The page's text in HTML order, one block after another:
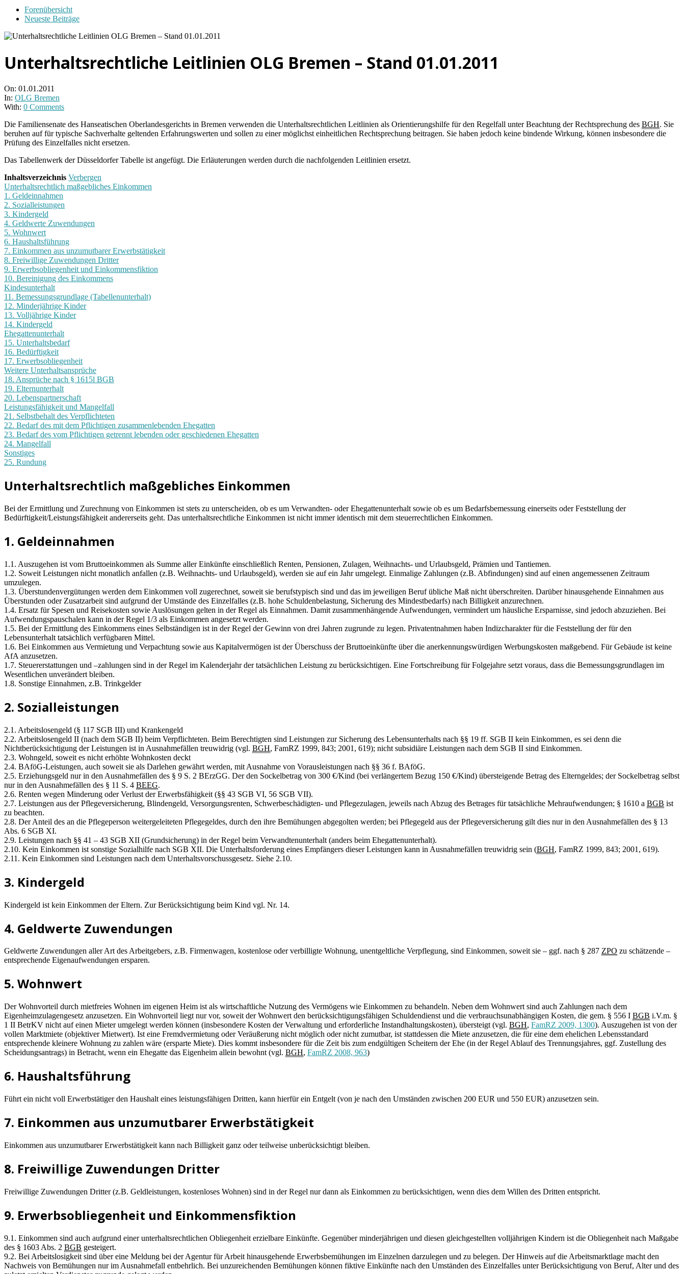
Forenübersicht
Neueste Beiträge
Unterhaltsrechtliche Leitlinien OLG Bremen – Stand 01.01.2011
On: 01.01.2011
In: OLG Bremen
With: 0 Comments
Die Familiensenate des Hanseatischen Oberlandesgerichts in Bremen verwenden die Unterhaltsrechtlichen Leitlinien als Orientierungshilfe für den Regelfall unter Beachtung der Rechtsprechung des BGH. Sie
beruhen auf für typische Sachverhalte geltenden Erfahrungswerten und sollen zu einer möglichst einheitlichen Rechtsprechung beitragen. Sie haben jedoch keine bindende Wirkung, können insbesondere die
Prüfung des Einzelfalles nicht ersetzen.
Das Tabellenwerk der Düsseldorfer Tabelle ist angefügt. Die Erläuterungen werden durch die nachfolgenden Leitlinien ersetzt.
Inhaltsverzeichnis Verbergen
Unterhaltsrechtlich maßgebliches Einkommen
1. Geldeinnahmen
2. Sozialleistungen
3. Kindergeld
4. Geldwerte Zuwendungen
5. Wohnwert
6. Haushaltsführung
7. Einkommen aus unzumutbarer Erwerbstätigkeit
8. Freiwillige Zuwendungen Dritter
9. Erwerbsobliegenheit und Einkommensfiktion
10. Bereinigung des Einkommens
Kindesunterhalt
11. Bemessungsgrundlage (Tabellenunterhalt)
12. Minderjährige Kinder
13. Volljährige Kinder
14. Kindergeld
Ehegattenunterhalt
15. Unterhaltsbedarf
16. Bedürftigkeit
17. Erwerbsobliegenheit
Weitere Unterhaltsansprüche
18. Ansprüche nach § 1615l BGB
19. Elternunterhalt
20. Lebenspartnerschaft
Leistungsfähigkeit und Mangelfall
21. Selbstbehalt des Verpflichteten
22. Bedarf des mit dem Pflichtigen zusammenlebenden Ehegatten
23. Bedarf des vom Pflichtigen getrennt lebenden oder geschiedenen Ehegatten
24. Mangelfall
Sonstiges
25. Rundung
Unterhaltsrechtlich maßgebliches Einkommen
Bei der Ermittlung und Zurechnung von Einkommen ist stets zu unterscheiden, ob es um Verwandten- oder Ehegattenunterhalt sowie ob es um Bedarfsbemessung einerseits oder Feststellung der
Bedürftigkeit/Leistungsfähigkeit andererseits geht. Das unterhaltsrechtliche Einkommen ist nicht immer identisch mit dem steuerrechtlichen Einkommen.
1. Geldeinnahmen
1.1. Auszugehen ist vom Bruttoeinkommen als Summe aller Einkünfte einschließlich Renten, Pensionen, Zulagen, Weihnachts- und Urlaubsgeld, Prämien und Tantiemen.
1.2. Soweit Leistungen nicht monatlich anfallen (z.B. Weihnachts- und Urlaubsgeld), werden sie auf ein Jahr umgelegt. Einmalige Zahlungen (z.B. Abfindungen) sind auf einen angemessenen Zeitraum
umzulegen.
1.3. Überstundenvergütungen werden dem Einkommen voll zugerechnet, soweit sie berufstypisch sind und das im jeweiligen Beruf übliche Maß nicht überschreiten. Darüber hinausgehende Einnahmen aus
Überstunden oder Zusatzarbeit sind aufgrund der Umstände des Einzelfalles (z.B. hohe Schuldenbelastung, Sicherung des Mindestbedarfs) nach Billigkeit anzurechnen.
1.4. Ersatz für Spesen und Reisekosten sowie Auslösungen gelten in der Regel als Einnahmen. Damit zusammenhängende Aufwendungen, vermindert um häusliche Ersparnisse, sind jedoch abzuziehen. Bei
Aufwendungspauschalen kann in der Regel 1/3 als Einkommen angesetzt werden.
1.5. Bei der Ermittlung des Einkommens eines Selbständigen ist in der Regel der Gewinn von drei Jahren zugrunde zu legen. Privatentnahmen haben Indizcharakter für die Feststellung der für den
Lebensunterhalt tatsächlich verfügbaren Mittel.
1.6. Bei Einkommen aus Vermietung und Verpachtung sowie aus Kapitalvermögen ist der Überschuss der Bruttoeinkünfte über die anerkennungswürdigen Werbungskosten maßgebend. Für Gebäude ist keine
AfA anzusetzen.
1.7. Steuererstattungen und –zahlungen sind in der Regel im Kalenderjahr der tatsächlichen Leistung zu berücksichtigen. Eine Fortschreibung für Folgejahre setzt voraus, dass die Bemessungsgrundlagen im
Wesentlichen unverändert bleiben.
1.8. Sonstige Einnahmen, z.B. Trinkgelder
2. Sozialleistungen
2.1. Arbeitslosengeld (§ 117 SGB III) und Krankengeld
2.2. Arbeitslosengeld II (nach dem SGB II) beim Verpflichteten. Beim Berechtigten sind Leistungen zur Sicherung des Lebensunterhalts nach §§ 19 ff. SGB II kein Einkommen, es sei denn die
Nichtberücksichtigung der Leistungen ist in Ausnahmefällen treuwidrig (vgl. BGH, FamRZ 1999, 843; 2001, 619); nicht subsidiäre Leistungen nach dem SGB II sind Einkommen.
2.3. Wohngeld, soweit es nicht erhöhte Wohnkosten deckt
2.4. BAföG-Leistungen, auch soweit sie als Darlehen gewährt werden, mit Ausnahme von Vorausleistungen nach §§ 36 f. BAföG.
2.5. Erziehungsgeld nur in den Ausnahmefällen des § 9 S. 2 BErzGG. Der den Sockelbetrag von 300 €/Kind (bei verlängertem Bezug 150 €/Kind) übersteigende Betrag des Elterngeldes; der Sockelbetrag selbst
nur in den Ausnahmefällen des § 11 S. 4 BEEG.
2.6. Renten wegen Minderung oder Verlust der Erwerbsfähigkeit (§§ 43 SGB VI, 56 SGB VII).
2.7. Leistungen aus der Pflegeversicherung, Blindengeld, Versorgungsrenten, Schwerbeschädigten- und Pflegezulagen, jeweils nach Abzug des Betrages für tatsächliche Mehraufwendungen; § 1610 a BGB ist
zu beachten.
2.8. Der Anteil des an die Pflegeperson weitergeleiteten Pflegegeldes, durch den ihre Bemühungen abgegolten werden; bei Pflegegeld aus der Pflegeversicherung gilt dies nur in den Ausnahmefällen des § 13
Abs. 6 SGB XI.
2.9. Leistungen nach §§ 41 – 43 SGB XII (Grundsicherung) in der Regel beim Verwandtenunterhalt (anders beim Ehegattenunterhalt).
2.10. Kein Einkommen ist sonstige Sozialhilfe nach SGB XII. Die Unterhaltsforderung eines Empfängers dieser Leistungen kann in Ausnahmefällen treuwidrig sein (BGH, FamRZ 1999, 843; 2001, 619).
2.11. Kein Einkommen sind Leistungen nach dem Unterhaltsvorschussgesetz. Siehe 2.10.
3. Kindergeld
Kindergeld ist kein Einkommen der Eltern. Zur Berücksichtigung beim Kind vgl. Nr. 14.
4. Geldwerte Zuwendungen
Geldwerte Zuwendungen aller Art des Arbeitgebers, z.B. Firmenwagen, kostenlose oder verbilligte Wohnung, unentgeltliche Verpflegung, sind Einkommen, soweit sie – ggf. nach § 287 ZPO zu schätzende –
entsprechende Eigenaufwendungen ersparen.
5. Wohnwert
Der Wohnvorteil durch mietfreies Wohnen im eigenen Heim ist als wirtschaftliche Nutzung des Vermögens wie Einkommen zu behandeln. Neben dem Wohnwert sind auch Zahlungen nach dem
Eigenheimzulagengesetz anzusetzen. Ein Wohnvorteil liegt nur vor, soweit der Wohnwert den berücksichtigungsfähigen Schuldendienst und die verbrauchsunabhängigen Kosten, die gem. § 556 I BGB i.V.m. §
1 II BetrKV nicht auf einen Mieter umgelegt werden können (insbesondere Kosten der Verwaltung und erforderliche Instandhaltungskosten), übersteigt (vgl. BGH, FamRZ 2009, 1300). Auszugehen ist von der
vollen Marktmiete (objektiver Mietwert). Ist eine Fremdvermietung oder Veräußerung nicht möglich oder nicht zumutbar, ist stattdessen die Miete anzusetzen, die für eine dem ehelichen Lebensstandard
entsprechende kleinere Wohnung zu zahlen wäre (ersparte Miete). Dies kommt insbesondere für die Zeit bis zum endgültigen Scheitern der Ehe (in der Regel Ablauf des Trennungsjahres, ggf. Zustellung des
Scheidungsantrags) in Betracht, wenn ein Ehegatte das Eigenheim allein bewohnt (vgl. BGH, FamRZ 2008, 963)
6. Haushaltsführung
Führt ein nicht voll Erwerbstätiger den Haushalt eines leistungsfähigen Dritten, kann hierfür ein Entgelt (von je nach den Umständen zwischen 200 EUR und 550 EUR) anzusetzen sein.
7. Einkommen aus unzumutbarer Erwerbstätigkeit
Einkommen aus unzumutbarer Erwerbstätigkeit kann nach Billigkeit ganz oder teilweise unberücksichtigt bleiben.
8. Freiwillige Zuwendungen Dritter
Freiwillige Zuwendungen Dritter (z.B. Geldleistungen, kostenloses Wohnen) sind in der Regel nur dann als Einkommen zu berücksichtigen, wenn dies dem Willen des Dritten entspricht.
9. Erwerbsobliegenheit und Einkommensfiktion
9.1. Einkommen sind auch aufgrund einer unterhaltsrechtlichen Obliegenheit erzielbare Einkünfte. Gegenüber minderjährigen und diesen gleichgestellten volljährigen Kindern ist die Obliegenheit nach Maßgabe
des § 1603 Abs. 2 BGB gesteigert.
9.2. Bei Arbeitslosigkeit sind über eine Meldung bei der Agentur für Arbeit hinausgehende Erwerbsbemühungen im Einzelnen darzulegen und zu belegen. Der Hinweis auf die Arbeitsmarktlage macht den
Nachweis von Bemühungen nur im Ausnahmefall entbehrlich. Bei unzureichenden Bemühungen können fiktive Einkünfte nach den Umständen des Einzelfalles unter Berücksichtigung von Beruf, Alter und des